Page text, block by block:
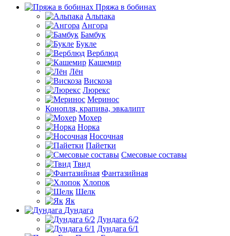
Пряжа в бобинах
Альпака
Ангора
Бамбук
Букле
Верблюд
Кашемир
Лён
Вискоза
Люрекс
Меринос
Конопля, крапива, эвкалипт
Мохер
Норка
Носочная
Пайетки
Смесовые составы
Твид
Фантазийная
Хлопок
Шелк
Як
Дундага
Дундага 6/2
Дундага 6/1